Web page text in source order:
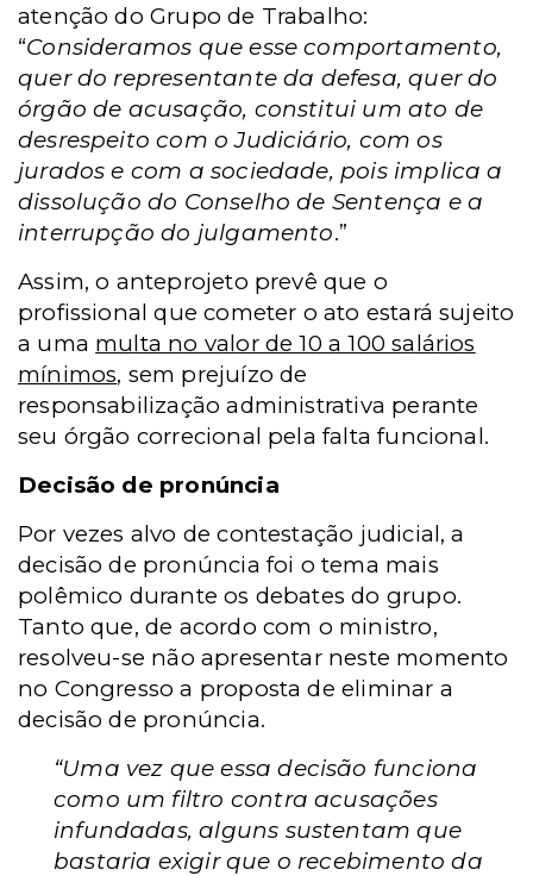
atenção do Grupo de Trabalho:
“Consideramos que esse comportamento,
quer do representante da defesa, quer do
órgão de acusação, constitui um ato de
desrespeito com o Judiciário, com os
jurados e com a sociedade, pois implica a
dissolução do Conselho de Sentença e a
interrupção do julgamento.”
Assim, o anteprojeto prevê que o
profissional que cometer o ato estará sujeito
a uma multa no valor de 10 a 100 salários
mínimos, sem prejuízo de
responsabilização administrativa perante
seu órgão correcional pela falta funcional.
Decisão de pronúncia
Por vezes alvo de contestação judicial, a
decisão de pronúncia foi o tema mais
polêmico durante os debates do grupo.
Tanto que, de acordo com o ministro,
resolveu-se não apresentar neste momento
no Congresso a proposta de eliminar a
decisão de pronúncia.
“Uma vez que essa decisão funciona
como um filtro contra acusações
infundadas, alguns sustentam que
bastaria exigir que o recebimento da